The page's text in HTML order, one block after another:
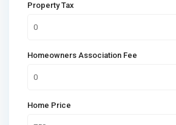
Property Tax
Homeowners Association Fee
Home Price